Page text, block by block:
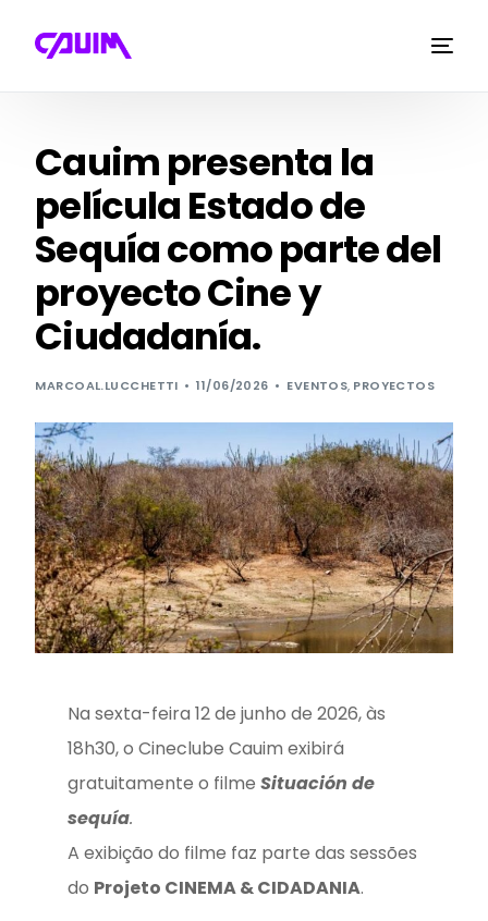
Cauim presenta la
película Estado de
Sequía como parte del
proyecto Cine y
Ciudadanía.
MARCOAL.LUCCHETTI 11/06/2026 EVENTOS, PROYECTOS
Na sexta-feira 12 de junho de 2026, às
18h30, o Cineclube Cauim exibirá
gratuitamente o filme Situación de
sequía.
A exibição do filme faz parte das sessões
do Projeto CINEMA & CIDADANIA.